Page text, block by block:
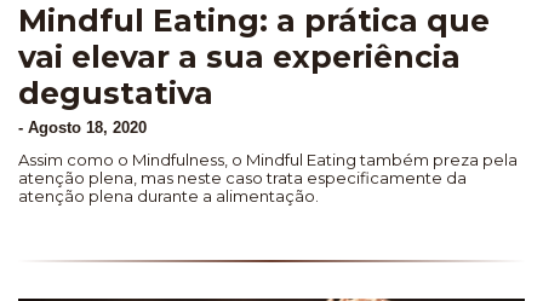
Mindful Eating: a prática que
vai elevar a sua experiência
degustativa
- Agosto 18, 2020
Assim como o Mindfulness, o Mindful Eating também preza pela
atenção plena, mas neste caso trata especificamente da
atenção plena durante a alimentação.